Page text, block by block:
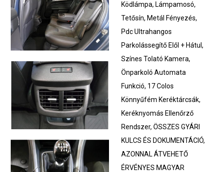
Ködlámpa, Lámpamosó,
Tetősín, Metál Fényezés,
Pdc Ultrahangos
Parkolássegítő Elől + Hátul,
Színes Tolató Kamera,
Önparkoló Automata
Funkció, 17 Colos
Könnyűfém Keréktárcsák,
Keréknyomás Ellenőrző
Rendszer, ÖSSZES GYÁRI
KULCS ÉS DOKUMENTÁCIÓ,
AZONNAL ÁTVEHETŐ
ÉRVÉNYES MAGYAR